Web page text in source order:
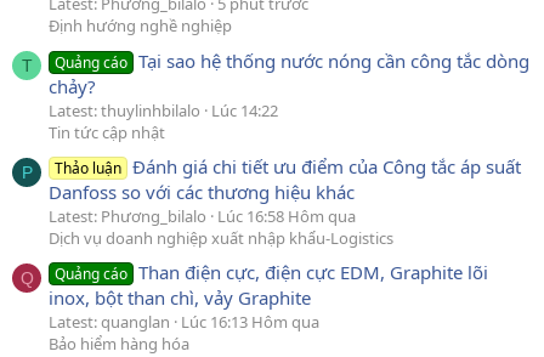
Định hướng nghề nghiệp
T Quảng cáo Tại sao hệ thống nước nóng cần công tắc dòng
chảy?
Latest: thuylinhbilalo
Lúc 14:22
Tin tức cập nhật
P Thảo luận Đánh giá chi tiết ưu điểm của Công tắc áp suất
Danfoss so với các thương hiệu khác
Latest: Phương_bilalo
Lúc 16:58 Hôm qua
Dịch vụ doanh nghiệp xuất nhập khẩu-Logistics
Q Quảng cáo Than điện cực, điện cực EDM, Graphite lõi
inox, bột than chì, vảy Graphite
Latest: quanglan
Lúc 16:13 Hôm qua
Bảo hiểm hàng hóa